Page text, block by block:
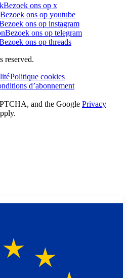
Bezoek ons op x
Bezoek ons op youtube
ons op instagram
Bezoek ons op telegram
ons op threads
reserved.
Politique cookies
d’abonnement
and the Google Privacy